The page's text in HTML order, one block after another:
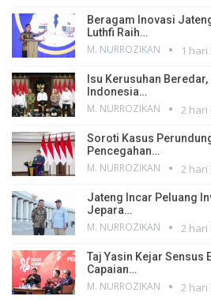
Beragam Inovasi
Luthfi Raih…
M. NURROZIKAN 1 hari
Isu Kerusuhan
Indonesia…
M. NURROZIKAN 2 hari
Soroti Kasus
Pencegahan…
M. NURROZIKAN 2 hari
Jateng Incar Peluang
Jepara…
M. NURROZIKAN 2 hari
Taj Yasin Kejar Sensus
Capaian…
M. NURROZIKAN 2 hari